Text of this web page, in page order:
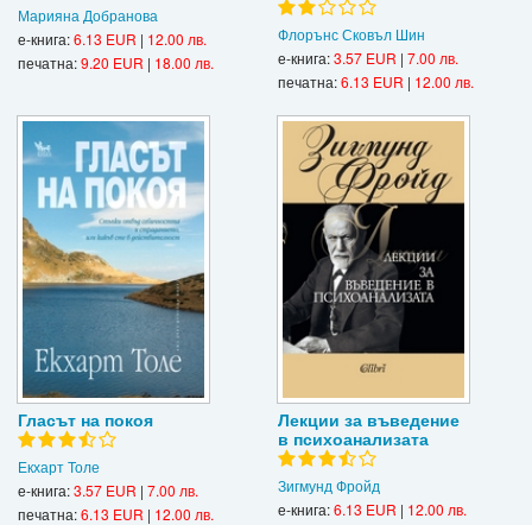
Марияна Добранова
е-книга:6.13 EUR | 12.00 лв.
печатна:9.20 EUR | 18.00 лв.
Флорънс Сковъл Шин
е-книга:3.57 EUR | 7.00 лв.
печатна:6.13 EUR | 12.00 лв.
Гласът на покоя
Екхарт Толе
е-книга:3.57 EUR | 7.00 лв.
печатна:6.13 EUR | 12.00 лв.
Лекции за въведение
в психоанализата
Зигмунд Фройд
е-книга:6.13 EUR | 12.00 лв.